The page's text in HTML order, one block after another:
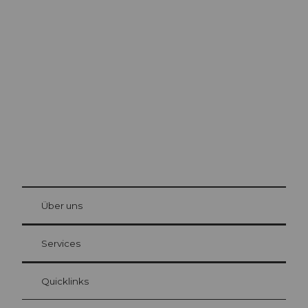
Gästekarte Luzern
Ihre Vorteile als Übernachtungsgast
at Bre
Über uns
Services
Quicklinks